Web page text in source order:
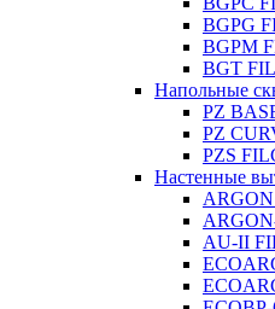
BGPG
BGPM
BGT
Напольные
PZ
PZ
PZS
Настенные
AU-II